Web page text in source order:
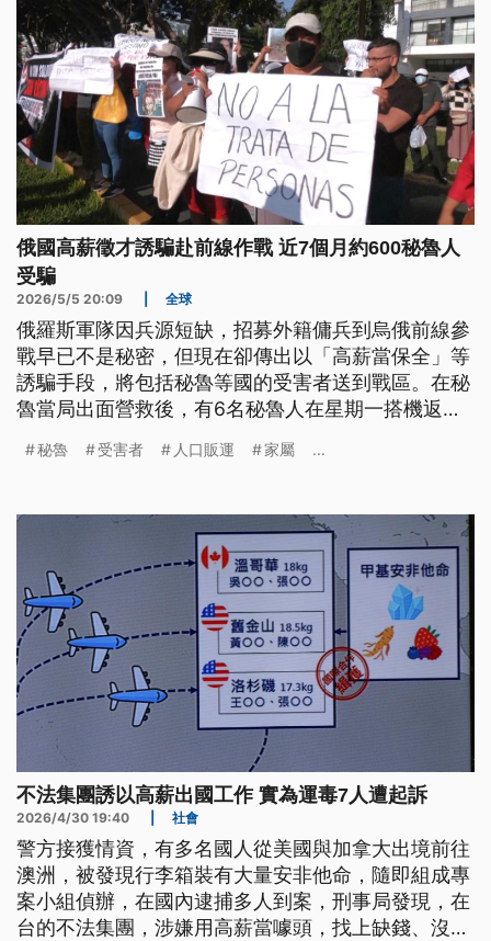
俄國高薪徵才誘騙赴前線作戰 近7個月約600秘魯人
受騙
2026/5/5 20:09 全球
俄羅斯軍隊因兵源短缺，招募外籍傭兵到烏俄前線參
戰早已不是秘密，但現在卻傳出以「高薪當保全」等
誘騙手段，將包括秘魯等國的受害者送到戰區。在秘
魯當局出面營救後，有6名秘魯人在星期一搭機返
調查。
秘魯 受害者 人口販運 家屬 ...
不法集團誘以高薪出國工作 實為運毒7人遭起訴
2026/4/30 19:40 社會
警方接獲情資，有多名國人從美國與加拿大出境前往
澳洲，被發現行李箱裝有大量安非他命，隨即組成專
案小組偵辦，在國內逮捕多人到案，刑事局發現，在
台的不法集團，涉嫌用高薪當噱頭，找上缺錢、沒有